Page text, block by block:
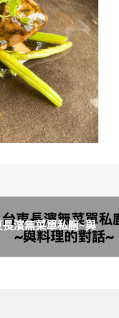
濱無菜單私廚~與